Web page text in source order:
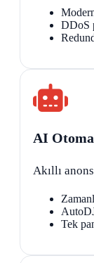
DDoS
AI
Akıllı
Tek